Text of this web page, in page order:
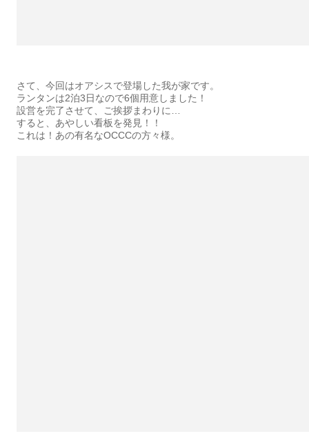
さて、今回はオアシスで登場した我が家です。
ランタンは2泊3日なので6個用意しました！
設営を完了させて、ご挨拶まわりに…
すると、あやしい看板を発見！！
これは！あの有名なOCCCの方々様。